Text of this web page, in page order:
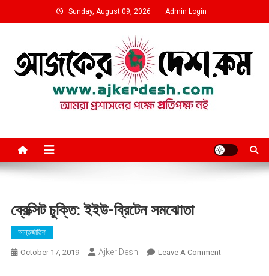
to
Sunday, August 09, 2026 Admin Login
ব্রেক্সিট চুক্তি: ইইউ-ব্রিটেন সমঝোতা
আন্তর্জাতিক
October 17, 2019 Ajker Desh Leave A CommentOn